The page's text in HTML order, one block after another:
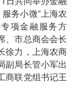
务小微”上海农
项金融服务方
、市总商会会长
徐力，上海农商
副局长管小军出
商联党组书记王